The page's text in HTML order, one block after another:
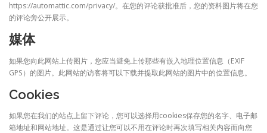
https://automattic.com/privacy/。在您的评论获批准后，您的资料图片将在您
的评论旁公开展示。
媒体
如果您向此网站上传图片，您应当避免上传那些有嵌入地理位置信息（EXIF
GPS）的图片。此网站的访客将可以下载并提取此网站的图片中的位置信息。
Cookies
如果您在我们的站点上留下评论，您可以选择用cookies保存您的名字、电子邮
箱地址和网站地址。这是通过让您可以不用在评论时再次填写相关内容而向您